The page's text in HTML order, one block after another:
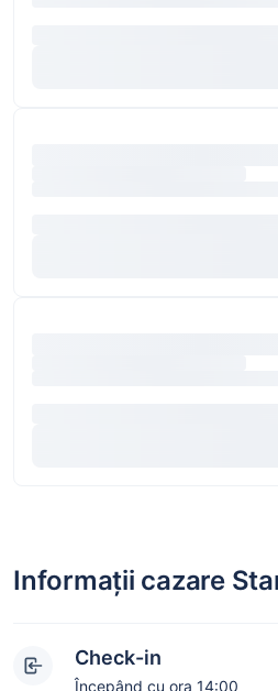
Informații cazare
Check-in
Începând cu ora 14:00